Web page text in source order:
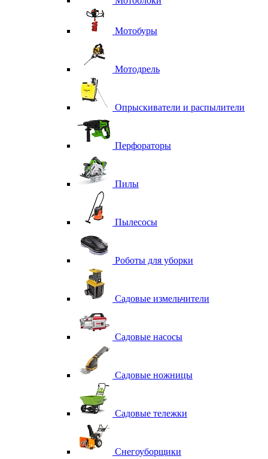
Мотобуры
Мотодрель
Опрыскиватели и распылители
Перфораторы
Пилы
Пылесосы
Роботы для уборки
Садовые измельчители
Садовые насосы
Садовые ножницы
Садовые тележки
Снегоуборщики